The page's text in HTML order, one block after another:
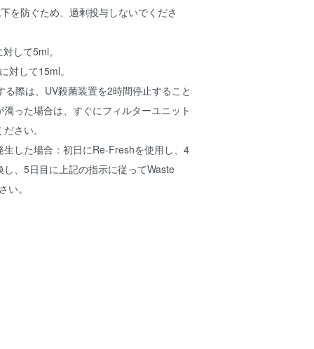
を防ぐため、過剰投与しないでくださ
して5ml。
対して15ml。
る際は、UV殺菌装置を2時間停止すること
った場合は、すぐにフィルターユニット
さい。
生した場合：初日にRe-Freshを使用し、4
し、5日目に上記の指示に従ってWaste
い。